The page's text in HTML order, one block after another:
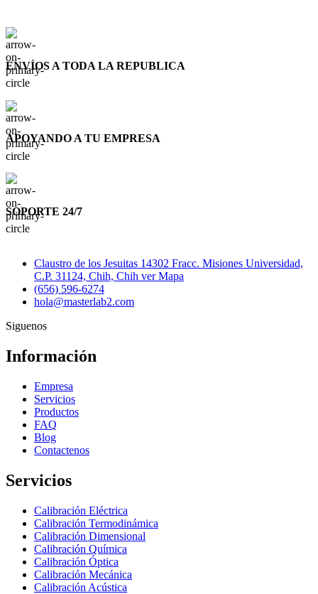
ENVÍOS A TODA LA REPUBLICA
APOYANDO A TU EMPRESA
SOPORTE 24/7
Claustro de los Jesuitas 14302 Fracc. Misiones Universidad,
C.P. 31124, Chih, Chih ver Mapa
(656) 596-6274
hola@masterlab2.com
Siguenos
Información
Empresa
Servicios
Productos
FAQ
Blog
Contactenos
Servicios
Calibración Eléctrica
Calibración Termodinámica
Calibración Dimensional
Calibración Química
Calibración Óptica
Calibración Mecánica
Calibración Acústica